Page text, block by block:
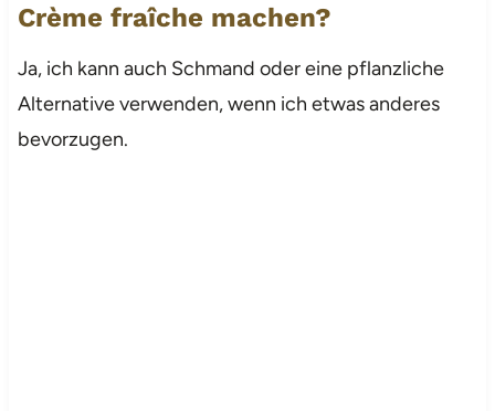
Crème fraîche machen?
Ja, ich kann auch Schmand oder eine pflanzliche
Alternative verwenden, wenn ich etwas anderes
bevorzugen.